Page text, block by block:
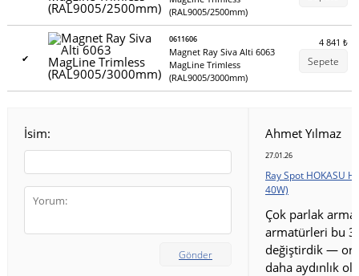
(RAL9005/2500mm)
✔
0611606
Magnet Ray Siva Alti 6063
MagLine Trimless
(RAL9005/3000mm)
4 841₺
Sepete
İsim:
Gönder
Ahmet Yılmaz
27.01.26
Ray Spot HOKASU
40W)
Çok parlak
armatürleri bu
değiştirdik —
daha aydınlık